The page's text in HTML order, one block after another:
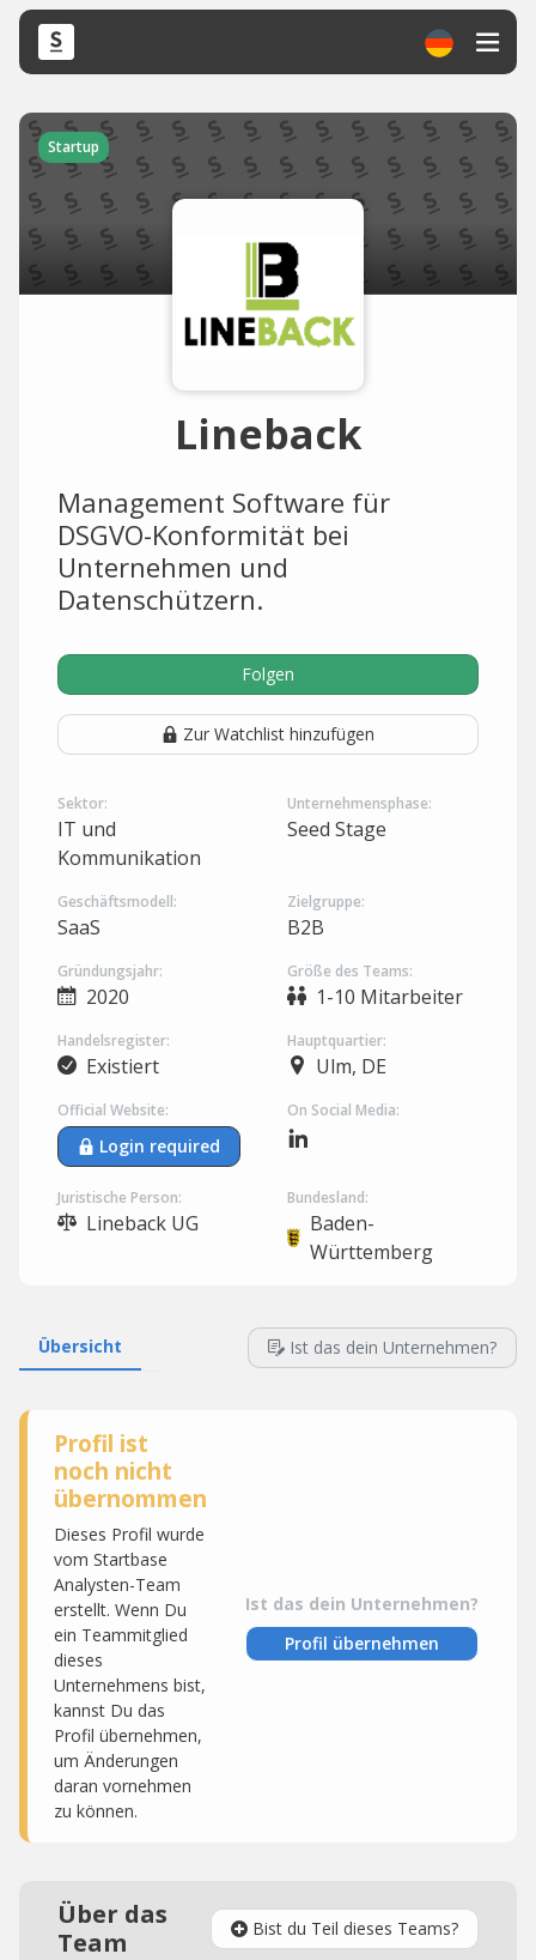
Startup
Lineback
Management Software für
DSGVO-Konformität bei
Unternehmen und
Datenschützern.
Folgen
Zur Watchlist hinzufügen
Sektor:
IT und
Kommunikation
Unternehmensphase:
Seed Stage
Geschäftsmodell:
SaaS
Zielgruppe:
B2B
Gründungsjahr:
2020
Größe des Teams:
1-10 Mitarbeiter
Handelsregister:
Existiert
Hauptquartier:
Ulm, DE
Official Website:
Login required
On Social Media:
Juristische Person:
Lineback UG
Bundesland:
Baden-
Württemberg
Übersicht Ist das dein Unternehmen?
Profil ist
noch nicht
übernommen
Dieses Profil wurde
vom Startbase
Analysten-Team
erstellt. Wenn Du
ein Teammitglied
dieses
Unternehmens bist,
kannst Du das
Profil übernehmen,
um Änderungen
daran vornehmen
zu können.
Ist das dein Unternehmen?
Profil übernehmen
Über das
Team
Bist du Teil dieses Teams?